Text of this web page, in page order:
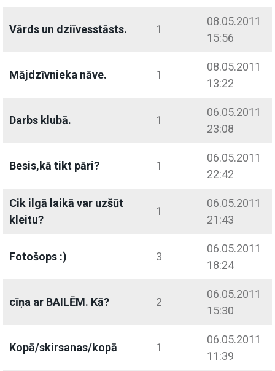
Vārds un dziīvesstāsts. 1
08.05.2011
15:56
Mājdzīvnieka nāve. 1
08.05.2011
13:22
Darbs klubā. 1
06.05.2011
23:08
Besis,kā tikt pāri? 1
06.05.2011
22:42
Cik ilgā laikā var uzšūt
kleitu?
1
06.05.2011
21:43
Fotošops :) 3
06.05.2011
18:24
cīņa ar BAILĒM. Kā? 2
06.05.2011
15:30
Kopā/skirsanas/kopā 1
06.05.2011
11:39